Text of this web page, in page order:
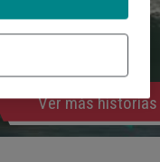
Ver más historias